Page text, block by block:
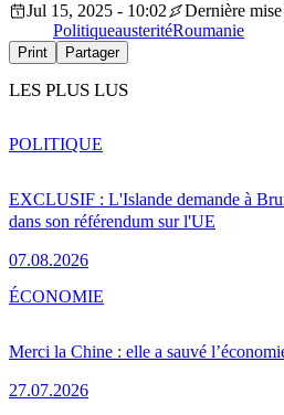
Jul 15, 2025 - 10:02
Dernière
PolitiqueausteritéRoumanie
Print Partager
LES PLUS LUS
EXCLUSIF : L'Islande demande à
dans son référendum sur l'UE
07.08.2026
POLITIQUE
Merci la Chine : elle a sauvé
27.07.2026
ÉCONOMIE